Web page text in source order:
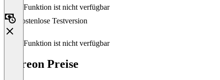
Diese Funktion ist nicht verfügbar
Kostenlose Testversion
Diese Funktion ist nicht verfügbar
Patreon Preise